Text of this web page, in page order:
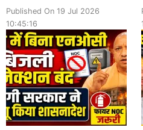
Published On 19 Jul 2026
10:45:16